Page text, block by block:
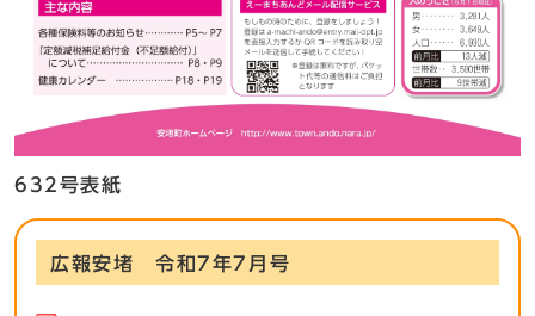
632号表紙
広報安堵 令和7年7月号